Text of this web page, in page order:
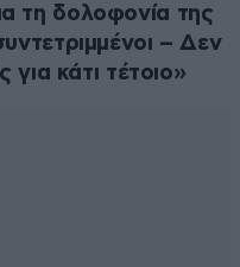
τη δολοφονία της
– Δεν
για κάτι τέτοιο»